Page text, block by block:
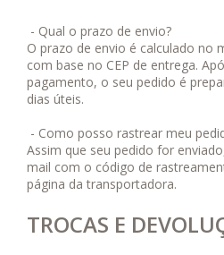
- Qual o prazo de envio?
O prazo de envio é calculado no
com base no CEP de entrega.
pagamento, o seu pedido é
dias úteis.
- Como posso rastrear meu
Assim que seu pedido for
mail com o código de
página da transportadora.
TROCAS E